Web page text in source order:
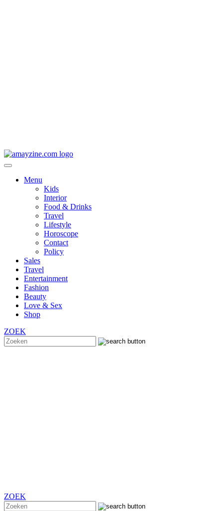
Menu
Kids
Interior
Food & Drinks
Travel
Lifestyle
Horoscope
Contact
Policy
Sales
Travel
Entertainment
Fashion
Beauty
Love & Sex
Shop
ZOEK
ZOEK